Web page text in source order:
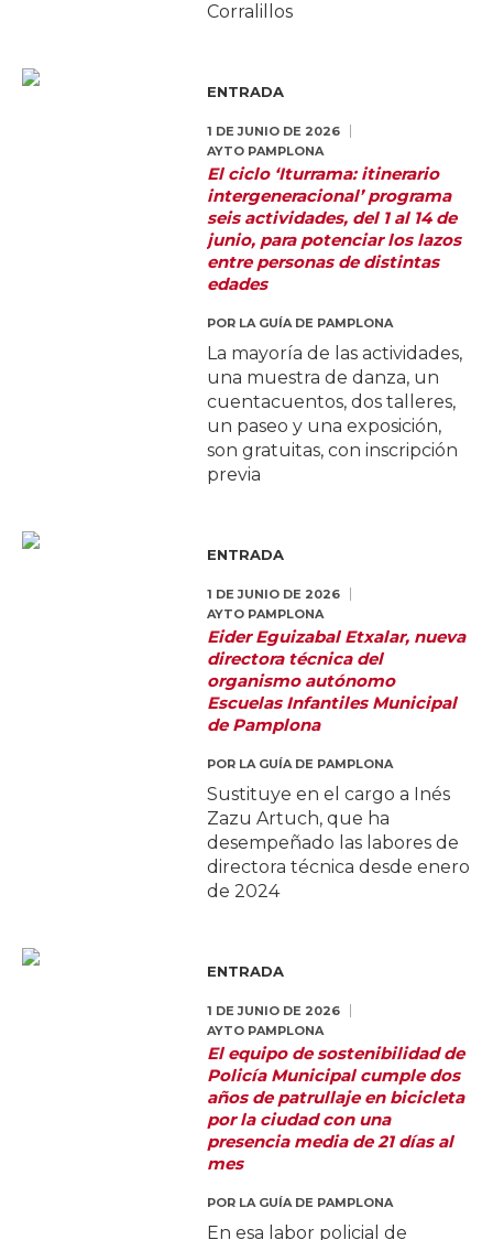
Corralillos
ENTRADA
1 DE JUNIO DE 2026
AYTO PAMPLONA
El ciclo ‘Iturrama: itinerario
intergeneracional’ programa
seis actividades, del 1 al 14 de
junio, para potenciar los lazos
entre personas de distintas
edades
POR LA GUÍA DE PAMPLONA
La mayoría de las actividades,
una muestra de danza, un
cuentacuentos, dos talleres,
un paseo y una exposición,
son gratuitas, con inscripción
previa
ENTRADA
1 DE JUNIO DE 2026
AYTO PAMPLONA
Eider Eguizabal Etxalar, nueva
directora técnica del
organismo autónomo
Escuelas Infantiles Municipal
de Pamplona
POR LA GUÍA DE PAMPLONA
Sustituye en el cargo a Inés
Zazu Artuch, que ha
desempeñado las labores de
directora técnica desde enero
de 2024
ENTRADA
1 DE JUNIO DE 2026
AYTO PAMPLONA
El equipo de sostenibilidad de
Policía Municipal cumple dos
años de patrullaje en bicicleta
por la ciudad con una
presencia media de 21 días al
mes
POR LA GUÍA DE PAMPLONA
En esa labor policial de